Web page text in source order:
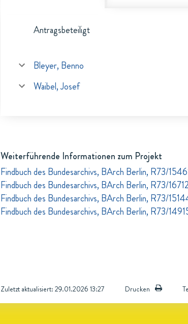
Antragsbeteiligt
Bleyer, Benno
Waibel, Josef
Weiterführende Informationen zum Projekt
Findbuch des Bundesarchivs, BArch Berlin, R73/
Findbuch des Bundesarchivs, BArch Berlin, R73/16712
Findbuch des Bundesarchivs, BArch Berlin, R73/
Findbuch des Bundesarchivs, BArch Berlin, R73/
Zuletzt aktualisiert: 29.01.2026 13:27 Drucken